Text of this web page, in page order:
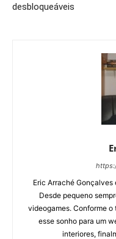
desbloqueáveis
Eric Arraché Gonçalves
Desde pequeno
videogames. Conforme
esse sonho para um
interiores,